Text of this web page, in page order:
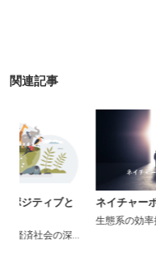
関連記事
関わり―
ネイチャーポジティブ
生態系の効率把握技術開発